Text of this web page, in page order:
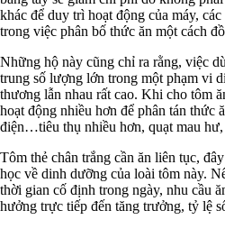
khác để duy trì hoạt động của máy,
trong việc phân bố thức ăn một cách
Những hộ này cũng chỉ ra rằng, việc
trung số lượng lớn trong một phạm vi
thương lẫn nhau rất cao. Khi cho tôm
hoạt động nhiều hơn để phân tán thức
điện…tiêu thụ nhiều hơn, quạt mau
Tôm thẻ chân trắng cần ăn liên tục,
học về dinh dưỡng của loài tôm này.
thời gian cố định trong ngày, nhu cầu
hưởng trực tiếp đến tăng trưởng, tỷ lệ